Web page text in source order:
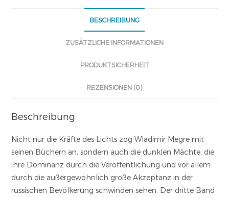
BESCHREIBUNG
ZUSÄTZLICHE INFORMATIONEN
PRODUKTSICHERHEIT
REZENSIONEN (0)
Beschreibung
Nicht nur die Kräfte des Lichts zog Wladimir Megre mit
seinen Büchern an, sondern auch die dunklen Mächte, die
ihre Dominanz durch die Veröffentlichung und vor allem
durch die außergewöhnlich große Akzeptanz in der
russischen Bevölkerung schwinden sehen. Der dritte Band